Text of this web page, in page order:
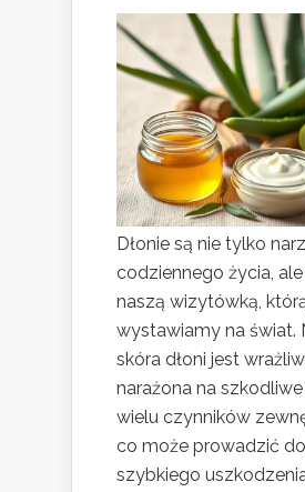
Dłonie są nie tylko
codziennego życia,
naszą wizytówką,
wystawiamy na świat.
skóra dłoni jest
narażona na szkodliwe
wielu czynników
co może prowadzić
szybkiego